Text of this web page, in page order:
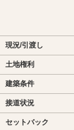
現況/引渡し
土地権利
建築条件
接道状況
セットバック